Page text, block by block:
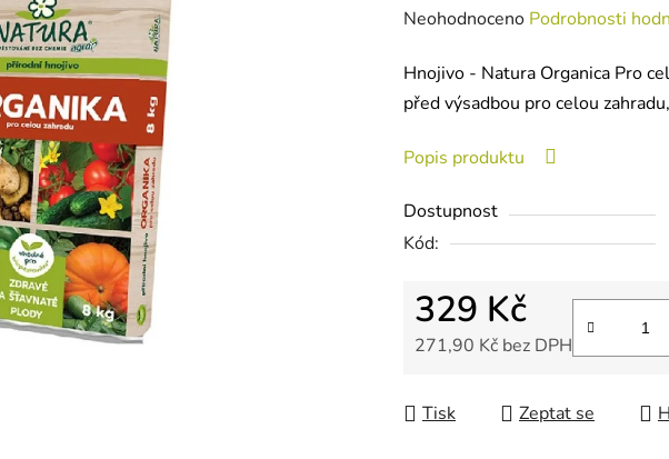
Průměrné
produktu
je
z
5
hvězdiček.
Neohodnoceno Podrobnosti
Hnojivo - Natura Organica Pro
před výsadbou pro celou
Popis produktu
Dostupnost
Kód:
329 Kč
271,90 Kč bez DPH
Tisk Zeptat se